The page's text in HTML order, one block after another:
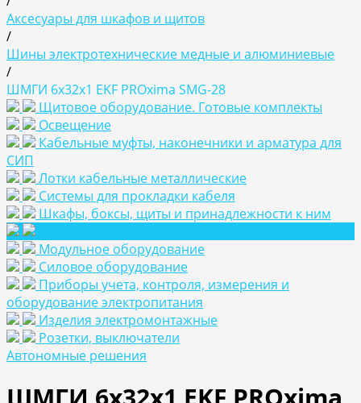
Аксесуары для шкафов и щитов
/
Шины электротехнические медные и алюминиевые
/
ШМГИ 6x32x1 EKF PROxima SMG-28
Щитовое оборудование. Готовые комплекты
Освещение
Кабельные муфты, наконечники и арматура для
СИП
Лотки кабельные металлические
Системы для прокладки кабеля
Шкафы, боксы, щиты и принадлежности к ним
Модульное оборудование
Силовое оборудование
Приборы учета, контроля, измерения и
оборудование электропитания
Изделия электромонтажные
Розетки, выключатели
Автономные решения